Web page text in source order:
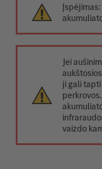
Jei
ji gali
vaizdo